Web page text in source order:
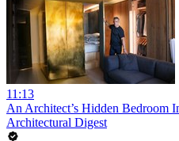
11:13
An Architect’s Hidden Bedroom
Architectural Digest